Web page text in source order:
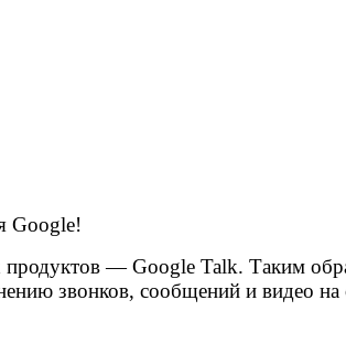
Google!
— Google Talk. Таким
звонков, сообщений и видео